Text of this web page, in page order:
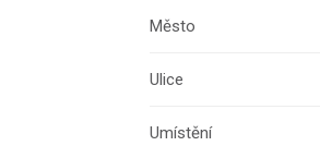
Město
Ulice
Umístění